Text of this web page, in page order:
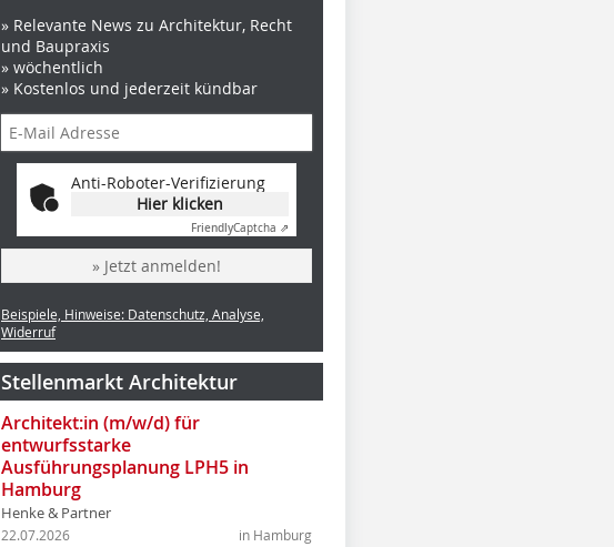
» Relevante News zu Architektur, Recht
und Baupraxis
» wöchentlich
» Kostenlos und jederzeit kündbar
Anti-Roboter-Verifizierung
Hier klicken
FriendlyCaptcha ⇗
» Jetzt anmelden!
Beispiele, Hinweise: Datenschutz, Analyse,
Widerruf
Stellenmarkt Architektur
Architekt:in (m/w/d) für
entwurfsstarke
Ausführungsplanung LPH5 in
Hamburg
Henke & Partner
in Hamburg
22.07.2026